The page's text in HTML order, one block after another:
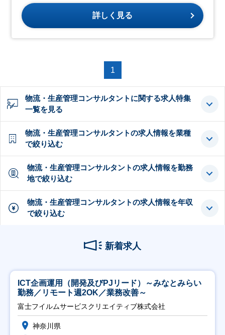
詳しく見る
1
物流・生産管理コンサルタントに関する求人特集
一覧を見る
物流・生産管理コンサルタントの求人情報を業種
で絞り込む
物流・生産管理コンサルタントの求人情報を勤務
地で絞り込む
物流・生産管理コンサルタントの求人情報を年収
で絞り込む
新着求人
ICT企画運用（開発及びPJリード）～みなとみらい
勤務／リモート週2OK／業務改善～
富士フイルムサービスクリエイティブ株式会社
神奈川県